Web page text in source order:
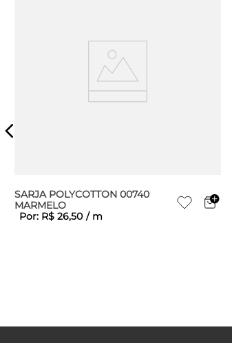
SARJA POLYCOTTON 00740
MARMELO
Por: R$ 26,50 / m